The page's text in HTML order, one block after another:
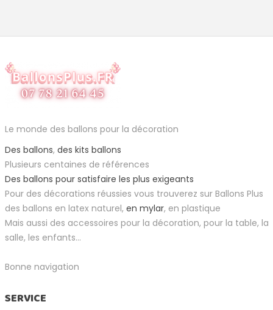
Le monde des ballons pour la décoration
Des ballons, des kits ballons
Plusieurs centaines de références
Des ballons pour satisfaire les plus exigeants
Pour des décorations réussies vous trouverez sur Ballons Plus
des ballons en latex naturel, en mylar, en plastique
Mais aussi des accessoires pour la décoration, pour la table, la
salle, les enfants...
Bonne navigation
SERVICE